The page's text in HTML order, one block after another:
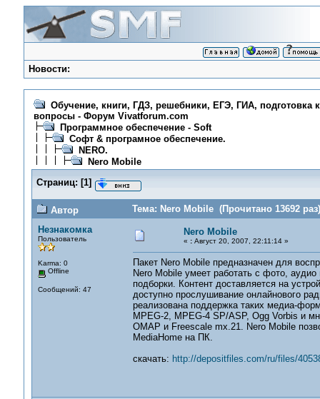
Новости:
Обучение, книги, ГДЗ, решебники, ЕГЭ, ГИА, подготовка
вопросы - Форум Vivatforum.com
Программное обеспечение - Soft
Софт & програмное обеспечение.
NERO.
Nero Mobile
Страниц: [1]
Автор
Тема: Nero Mobile (Прочитано 13692 раз)
Незнакомка
Пользователь
Karma: 0
Offline
Сообщений: 47
Nero Mobile
« :Август 20, 2007, 22:11:14 »
Пакет Nero Mobile предназначен для
Nero Mobile умеет работать с фото,
подборки. Контент доставляется на
доступно прослушивание онлайнового
реализована поддержка таких медиа-
MPEG-2, MPEG-4 SP/ASP, Ogg Vorbis и
OMAP и Freescale mx.21. Nero Mobile
MediaHome на ПК.
cкачать: http://depositfiles.com/ru/files/